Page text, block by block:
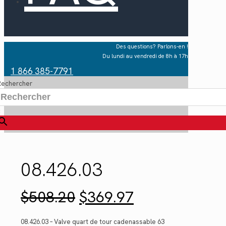
Des questions? Parlons-en !
Du lundi au vendredi de 8h à 17h
1 866 385-7791
08.426.03
$508.20 Le
prix
initial
$369.97prix
actuel
08.426.03 – Valve quart de tour cadenassable 63